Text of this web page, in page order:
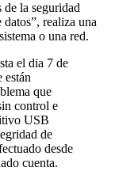
la seguridad
realiza una
o una red.
el dia 7 de
están
que
control e
USB
de
desde
cuenta.